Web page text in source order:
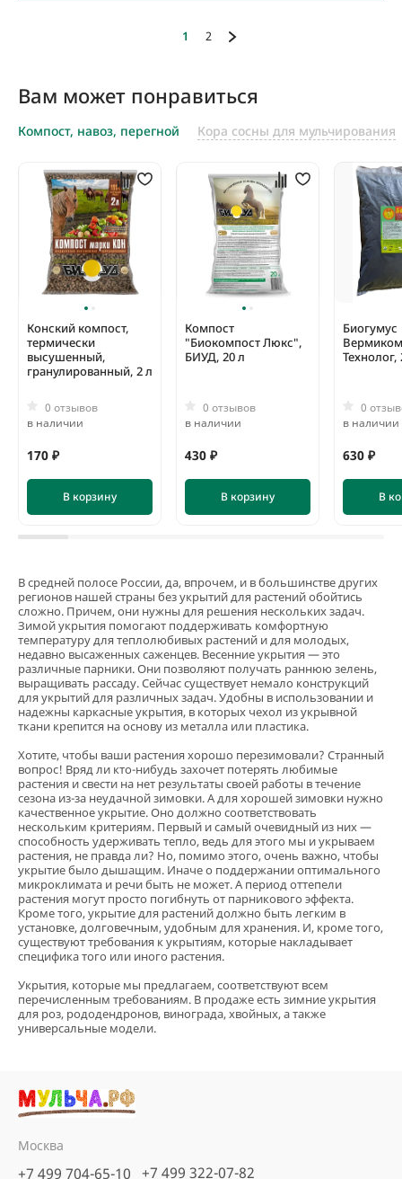
1 2
Вам может понравиться
Компост, навоз, перегной Кора сосны для мульчирования
Конский компост,
термически
высушенный,
гранулированный, 2 л
0 отзывов
в наличии
170 ₽
В корзину
Компост
"Биокомпост Люкс",
БИУД, 20 л
0 отзывов
в наличии
430 ₽
В корзину
Биогумус
Технолог,
0
в наличии
630 ₽
В
Кора сосны Стандарт
нефракционная, 60 л
предзаказ
560 ₽
В корзину
В средней полосе России, да, впрочем, и в большинстве других
регионов нашей страны без укрытий для растений обойтись
сложно. Причем, они нужны для решения нескольких задач.
Зимой укрытия помогают поддерживать комфортную
температуру для теплолюбивых растений и для молодых,
недавно высаженных саженцев. Весенние укрытия — это
различные парники. Они позволяют получать раннюю зелень,
выращивать рассаду. Сейчас существует немало конструкций
для укрытий для различных задач. Удобны в использовании и
надежны каркасные укрытия, в которых чехол из укрывной
ткани крепится на основу из металла или пластика.
Хотите, чтобы ваши растения хорошо перезимовали? Странный
вопрос! Вряд ли кто-нибудь захочет потерять любимые
растения и свести на нет результаты своей работы в течение
сезона из-за неудачной зимовки. А для хорошей зимовки нужно
качественное укрытие. Оно должно соответствовать
нескольким критериям. Первый и самый очевидный из них —
способность удерживать тепло, ведь для этого мы и укрываем
растения, не правда ли? Но, помимо этого, очень важно, чтобы
укрытие было дышащим. Иначе о поддержании оптимального
микроклимата и речи быть не может. А период оттепели
растения могут просто погибнуть от парникового эффекта.
Кроме того, укрытие для растений должно быть легким в
установке, долговечным, удобным для хранения. И, кроме того,
существуют требования к укрытиям, которые накладывает
специфика того или иного растения.
Укрытия, которые мы предлагаем, соответствуют всем
перечисленным требованиям. В продаже есть зимние укрытия
для роз, рододендронов, винограда, хвойных, а также
универсальные модели.
Москва
+7 499 704-65-10 +7 499 322-07-82